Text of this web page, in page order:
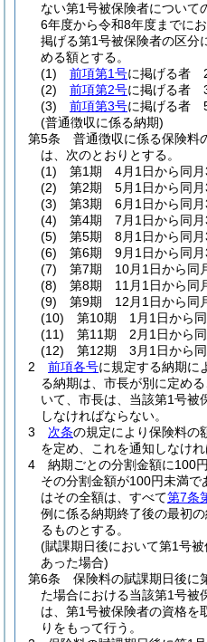
ない第1号被保険者について
6年度から令和8年度までにお
掲げる第1号被保険者の区分
める額とする。
(1)
前項第1号に掲げる者
(2)
前項第2号に掲げる者
(3)
前項第3号に掲げる者
(普通徴収に係る納期)
第5条
普通徴収に係る保険料
は、次のとおりとする。
(1)
第1期 4月1日から同月
(2)
第2期 5月1日から同月
(3)
第3期 6月1日から同月
(4)
第4期 7月1日から同月
(5)
第5期 8月1日から同月
(6)
第6期 9月1日から同月
(7)
第7期 10月1日から同
(8)
第8期 11月1日から同
(9)
第9期 12月1日から同
(10)
第10期 1月1日から
(11)
第11期 2月1日から
(12)
第12期 3月1日から
2
前項各号に規定する納期に
る納期は、市長が別に定める
いて、市長は、当該第1号被
しなければならない。
3
次条の規定により保険料の
を定め、これを通知しなけれ
4
納期ごとの分割金額に100
その分割金額が100円未満で
はその全額は、すべて第7条
例に係る納期終了後の最初
るものとする。
(賦課期日後において第1号
あった場合)
第6条
保険料の賦課期日後に
た場合における当該第1号被
は、第1号被保険者の資格を
りをもって行う。